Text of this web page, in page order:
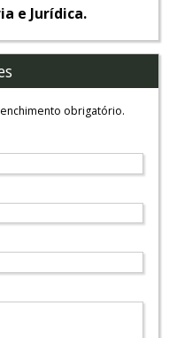
e Jurídica.
obrigatório.